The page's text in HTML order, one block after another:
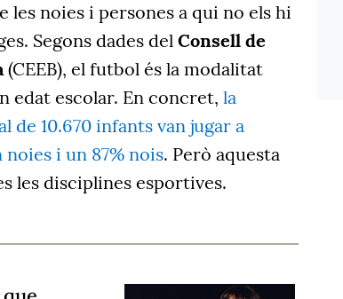
noies i persones a qui no els hi
Segons dades delConsell de
(CEEB), el futbol és la modalitat
edat escolar. En concret, la
10.670 infants van jugar a
i un 87% nois. Però aquesta
les disciplines esportives.